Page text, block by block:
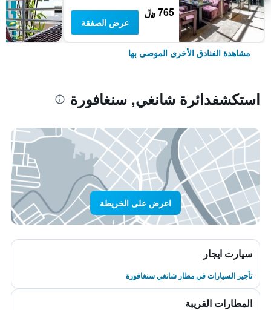
765 ﷼
عرض الصفقة
مشاهدة الفنادق الأخرى الموصى بها
استكشفدائرة شانغي, سنغافورة
اعرض على الخريطة
سيارت ايجار
تأجير السيارات في مطار شانغي سنغافورة
المطارات القريبة